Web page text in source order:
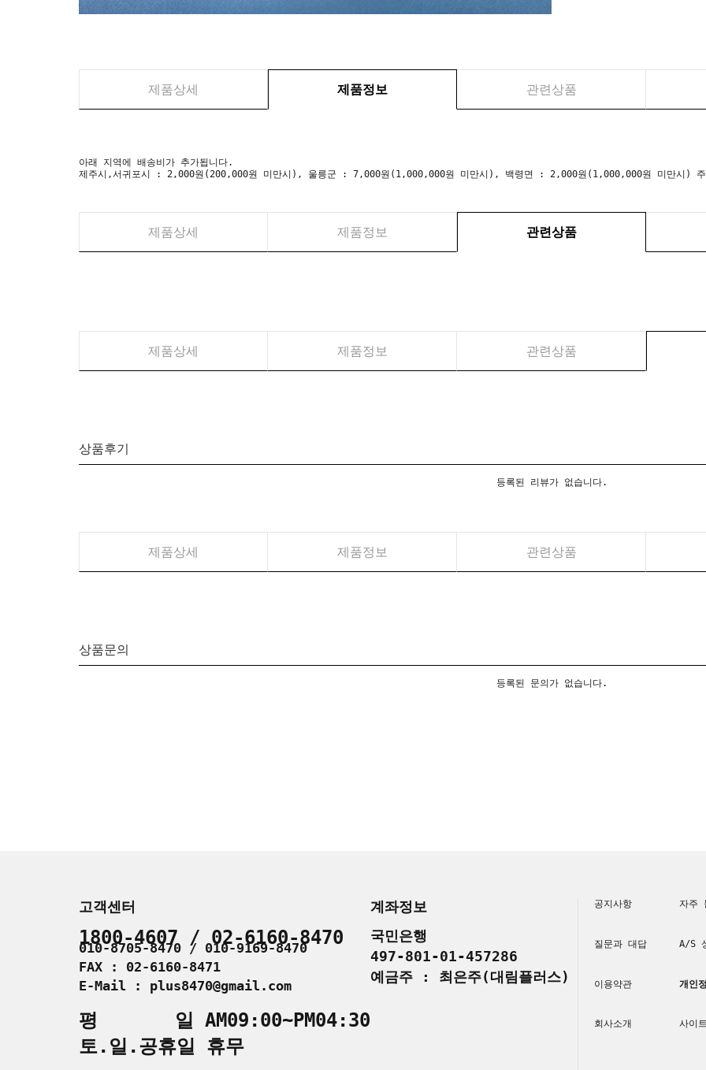
제품상세 제품정보 관련상품
아래 지역에 배송비가 추가됩니다.
제주시,서귀포시 : 2,000원(200,000원 미만시), 울릉군 : 7,000원(1,000,000원 미만시), 백령면 : 2,000원(1,000,000원 미만시) 주
제품상세 제품정보 관련상품
제품상세 제품정보 관련상품
상품후기
등록된 리뷰가 없습니다.
제품상세 제품정보 관련상품
상품문의
등록된 문의가 없습니다.
고객센터
1800-4607 / 02-6160-8470
010-8705-8470 / 010-9169-8470
FAX : 02-6160-8471
E-Mail : plus8470@gmail.com
평 일 AM09:00~PM04:30
토.일.공휴일 휴무
계좌정보
국민은행
497-801-01-457286
예금주 : 최은주(대림플러스)
공지사항 자주
질문과 대답 A/S
이용약관 개인
회사소개 사이